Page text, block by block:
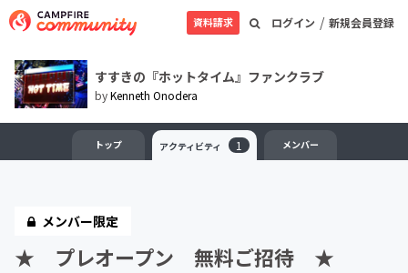
ログイン / 新規会員登録
資料請求
すすきの『ホットタイム』ファンクラブ
byKenneth Onodera
トップ アクティビティ 1 メンバー
メンバー限定
★ プレオープン 無料ご招待 ★